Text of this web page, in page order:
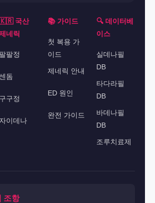
국산
네릭
팔팔정
돔
구구정
자이데나
📚 가이드
첫 복용 가
이드
제네릭 안내
ED 원인
완전 가이드
🔍 데이터베
이스
실데나필
DB
타다라필
DB
바데나필
DB
조루치료제
조항